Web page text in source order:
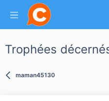
Trophées
maman45130